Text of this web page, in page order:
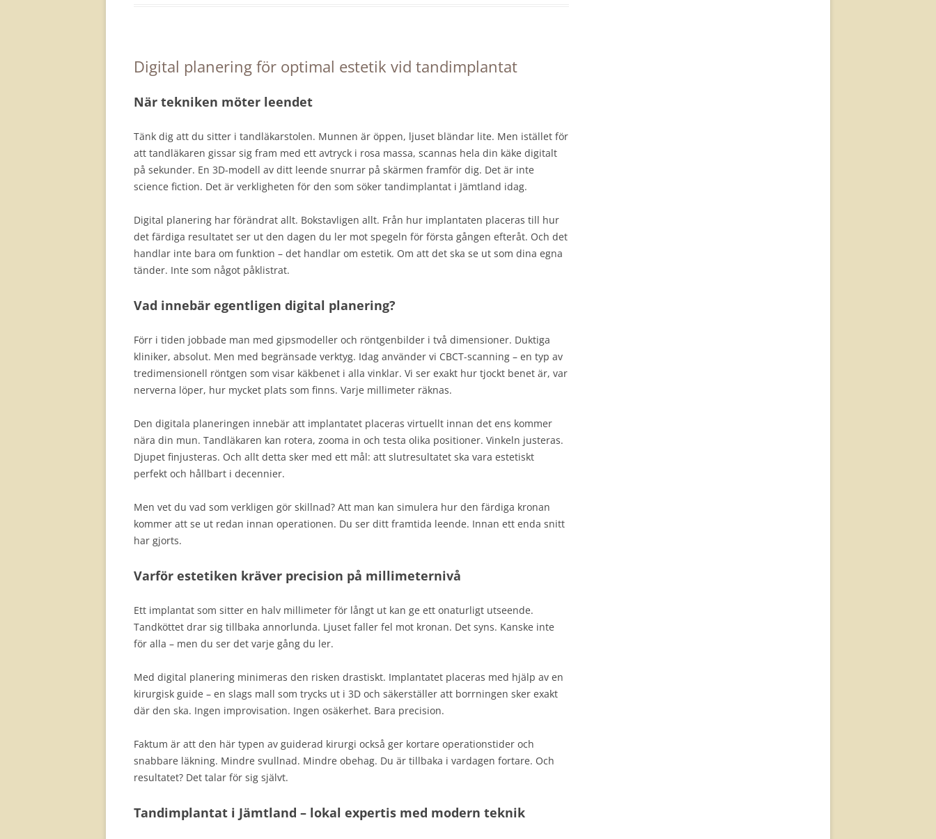
Digital planering för optimal estetik vid tandimplantat
När tekniken möter leendet
Tänk dig att du sitter i tandläkarstolen. Munnen är öppen, ljuset bländar lite. Men istället för
att tandläkaren gissar sig fram med ett avtryck i rosa massa, scannas hela din käke digitalt
på sekunder. En 3D-modell av ditt leende snurrar på skärmen framför dig. Det är inte
science fiction. Det är verkligheten för den som söker tandimplantat i Jämtland idag.
Digital planering har förändrat allt. Bokstavligen allt. Från hur implantaten placeras till hur
det färdiga resultatet ser ut den dagen du ler mot spegeln för första gången efteråt. Och det
handlar inte bara om funktion – det handlar om estetik. Om att det ska se ut som dina egna
tänder. Inte som något påklistrat.
Vad innebär egentligen digital planering?
Förr i tiden jobbade man med gipsmodeller och röntgenbilder i två dimensioner. Duktiga
kliniker, absolut. Men med begränsade verktyg. Idag använder vi CBCT-scanning – en typ av
tredimensionell röntgen som visar käkbenet i alla vinklar. Vi ser exakt hur tjockt benet är, var
nerverna löper, hur mycket plats som finns. Varje millimeter räknas.
Den digitala planeringen innebär att implantatet placeras virtuellt innan det ens kommer
nära din mun. Tandläkaren kan rotera, zooma in och testa olika positioner. Vinkeln justeras.
Djupet finjusteras. Och allt detta sker med ett mål: att slutresultatet ska vara estetiskt
perfekt och hållbart i decennier.
Men vet du vad som verkligen gör skillnad? Att man kan simulera hur den färdiga kronan
kommer att se ut redan innan operationen. Du ser ditt framtida leende. Innan ett enda snitt
har gjorts.
Varför estetiken kräver precision på millimeternivå
Ett implantat som sitter en halv millimeter för långt ut kan ge ett onaturligt utseende.
Tandköttet drar sig tillbaka annorlunda. Ljuset faller fel mot kronan. Det syns. Kanske inte
för alla – men du ser det varje gång du ler.
Med digital planering minimeras den risken drastiskt. Implantatet placeras med hjälp av en
kirurgisk guide – en slags mall som trycks ut i 3D och säkerställer att borrningen sker exakt
där den ska. Ingen improvisation. Ingen osäkerhet. Bara precision.
Faktum är att den här typen av guiderad kirurgi också ger kortare operationstider och
snabbare läkning. Mindre svullnad. Mindre obehag. Du är tillbaka i vardagen fortare. Och
resultatet? Det talar för sig självt.
Tandimplantat i Jämtland – lokal expertis med modern teknik